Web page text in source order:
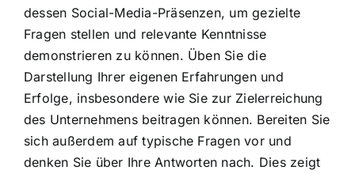
dessen Social-Media-Präsenzen, um gezielte
Fragen stellen und relevante Kenntnisse
demonstrieren zu können. Üben Sie die
Darstellung Ihrer eigenen Erfahrungen und
Erfolge, insbesondere wie Sie zur Zielerreichung
des Unternehmens beitragen können. Bereiten Sie
sich außerdem auf typische Fragen vor und
denken Sie über Ihre Antworten nach. Dies zeigt